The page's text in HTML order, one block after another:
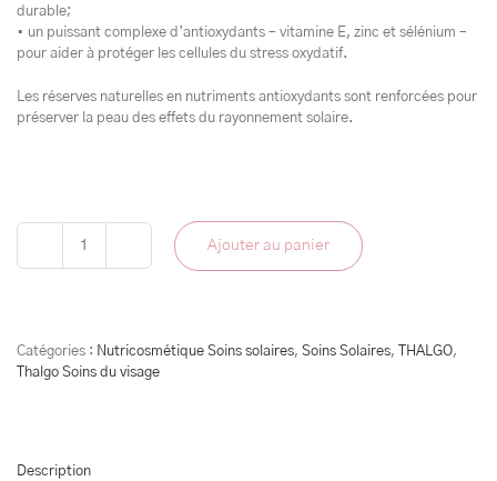
durable;
• un puissant complexe d’antioxydants – vitamine E, zinc et sélénium –
pour aider à protéger les cellules du stress oxydatif.
Les réserves naturelles en nutriments antioxydants sont renforcées pour
préserver la peau des effets du rayonnement solaire.
quantité
Ajouter au panier
Catégories : Nutricosmétique Soins solaires, Soins Solaires, THALGO,
Thalgo Soins du visage
Description